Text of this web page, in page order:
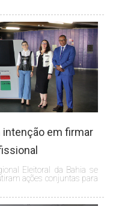
intenção em firmar
Eleitoral da Bahia se
ações conjuntas para